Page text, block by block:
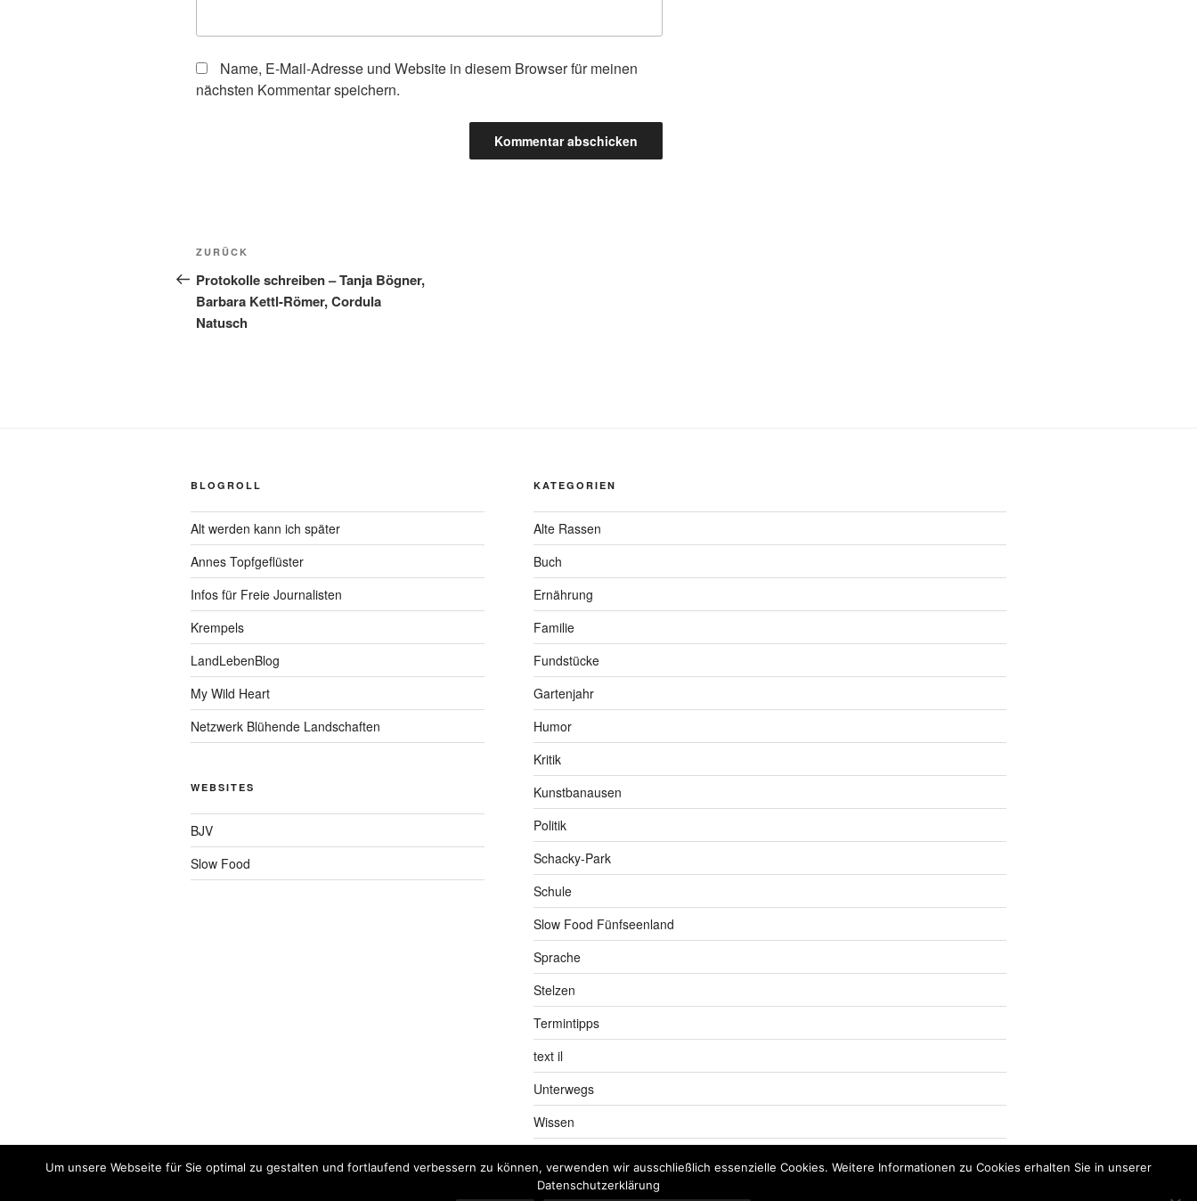
Name, E-Mail-Adresse und Website in diesem Browser für meinen
nächsten Kommentar speichern.
Beitragsnavigation
Vorheriger
Beitrag
ZURÜCK
Protokolle schreiben – Tanja Bögner,
Barbara Kettl-Römer, Cordula
Natusch
BLOGROLL
Alt werden kann ich später
Annes Topfgeflüster
Infos für Freie Journalisten
Krempels
LandLebenBlog
My Wild Heart
Netzwerk Blühende Landschaften
WEBSITES
BJV
Slow Food
KATEGORIEN
Alte Rassen
Buch
Ernährung
Familie
Fundstücke
Gartenjahr
Humor
Kritik
Kunstbanausen
Politik
Schacky-Park
Schule
Slow Food Fünfseenland
Sprache
Stelzen
Termintipps
text il
Unterwegs
Wissen
Um unsere Webseite für Sie optimal zu gestalten und fortlaufend verbessern zu können, verwenden wir ausschließlich essenzielle Cookies. Weitere Informationen zu Cookies erhalten Sie in unserer
Datenschutzerklärung